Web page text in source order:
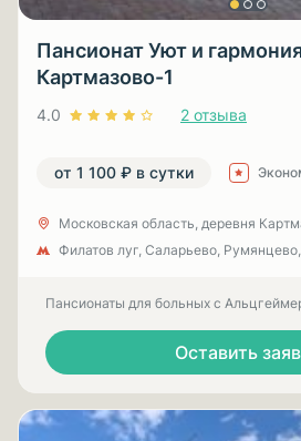
Пансионат Уют и
Картмазово-1
4.0 2 отзыва
от 1 100 ₽ в сутки
Московская область, деревня
Филатов луг, Саларьево,
Пансионаты для больных с
Оставить